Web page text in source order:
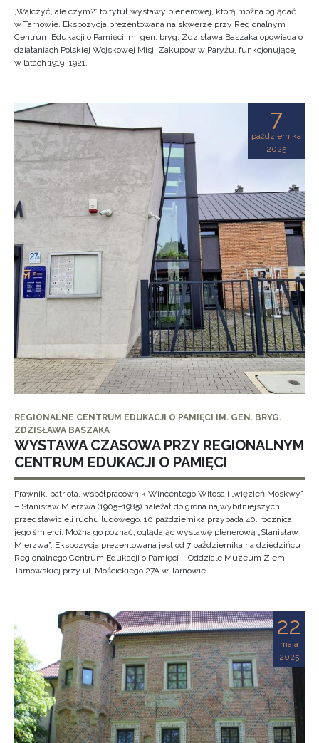
„Walczyć, ale czym?” to tytuł wystawy plenerowej, którą można oglądać
w Tarnowie. Ekspozycja prezentowana na skwerze przy Regionalnym
Centrum Edukacji o Pamięci im. gen. bryg. Zdzisława Baszaka opowiada o
działaniach Polskiej Wojskowej Misji Zakupów w Paryżu, funkcjonującej
w latach 1919–1921.
7
października
2025
REGIONALNE CENTRUM EDUKACJI O PAMIĘCI IM. GEN. BRYG.
ZDZISŁAWA BASZAKA
WYSTAWA CZASOWA PRZY REGIONALNYM
CENTRUM EDUKACJI O PAMIĘCI
Prawnik, patriota, współpracownik Wincentego Witosa i „więzień Moskwy”
– Stanisław Mierzwa (1905–1985) należał do grona najwybitniejszych
przedstawicieli ruchu ludowego. 10 października przypada 40. rocznica
jego śmierci. Można go poznać, oglądając wystawę plenerową „Stanisław
Mierzwa”. Ekspozycja prezentowana jest od 7 października na dziedzińcu
Regionalnego Centrum Edukacji o Pamięci – Oddziale Muzeum Ziemi
Tarnowskiej przy ul. Mościckiego 27A w Tarnowie.
22
maja
2025